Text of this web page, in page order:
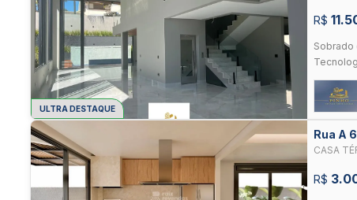
ULTRA DESTAQUE
R$
Sobrado
Rua A
CASA
R$